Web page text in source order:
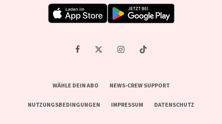
WÄHLE DEIN ABO NEWS-CREW SUPPORT
NUTZUNGSBEDINGUNGEN IMPRESSUM DATENSCHUTZ